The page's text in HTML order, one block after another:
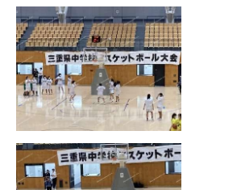
新
日